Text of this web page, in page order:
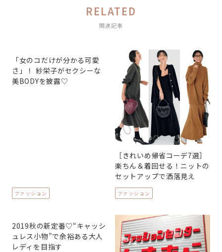
RELATED
関連記事
「女のコだけが分かる可愛
さ」！ 紗栄子がセクシーな
美BODYを披露♡
ファッション
［きれいめ帰省コーデ7選］
楽ちん＆着回せる！ニットの
セットアップで洒落見え
ファッション
2019秋の新定番♡“キャッシ
ュレス小物”で余裕ある大人
レディを目指す